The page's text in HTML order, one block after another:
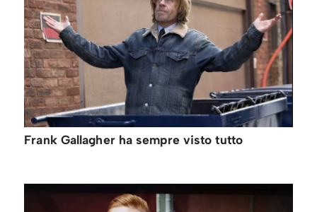
Frank Gallagher ha sempre visto tutto